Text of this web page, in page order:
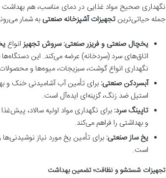
نگهداری صحیح مواد غذایی در دمای مناسب، هم
جمله حیاتی‌ترینتجهیزات آشپزخانه صنعتیبه شمار
یخچال صنعتی و فریزر صنعتی: سروش تجهیز انواع
اتاق‌های سرد (سردخانه) عرضه می‌کند. این دستگاه‌ها
نگهداری انواع گوشت، سبزیجات، میوه‌ها و محصولات
آبسردکن صنعتی: برای تأمین آب آشامیدنی خنک و
استیل ضد زنگ، گزینه‌ای ایده‌آل است.
تاپینگ سرد: برای نگهداری مواد اولیه سالاد،
و بهداشتی را فراهم می‌کند.
یخ ساز صنعتی: برای تأمین یخ مورد نیاز
است.
تجهیزات شستشو و نظافت؛ تضمین بهداشت